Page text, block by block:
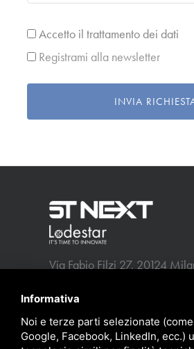
Accetto il trattamento dei dati
Registrami alla newsletter
INVIA
Via Fabio Filzi 27, 20124
p.iva 13309640152
Privacy policy-Sitemap
Informativa
Noi e terze parti selezionate
Google, Facebook, LinkedIn, ecc.)